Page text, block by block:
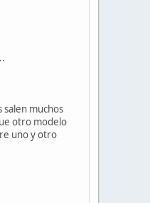
salen muchos
otro modelo
uno y otro